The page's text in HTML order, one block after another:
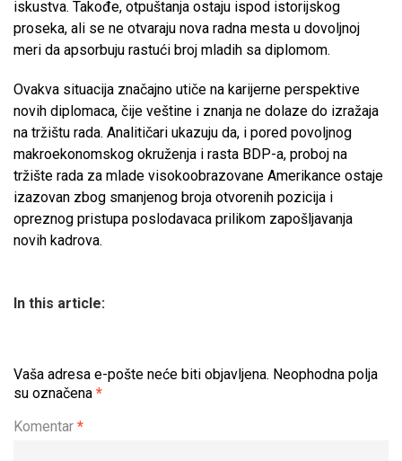
iskustva. Takođe, otpuštanja ostaju ispod istorijskog
proseka, ali se ne otvaraju nova radna mesta u dovoljnoj
meri da apsorbuju rastući broj mladih sa diplomom.
Ovakva situacija značajno utiče na karijerne perspektive
novih diplomaca, čije veštine i znanja ne dolaze do izražaja
na tržištu rada. Analitičari ukazuju da, i pored povoljnog
makroekonomskog okruženja i rasta BDP-a, proboj na
tržište rada za mlade visokoobrazovane Amerikance ostaje
izazovan zbog smanjenog broja otvorenih pozicija i
opreznog pristupa poslodavaca prilikom zapošljavanja
novih kadrova.
In this article:
Vaša adresa e-pošte neće biti objavljena. Neophodna polja
su označena *
Komentar *